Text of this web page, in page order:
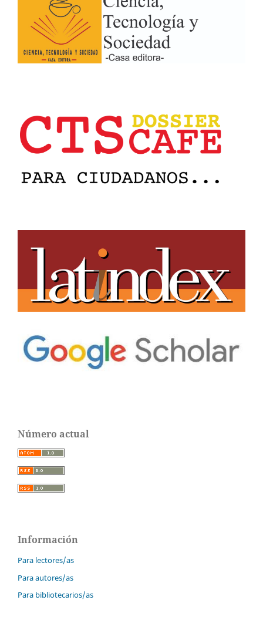
Número actual
Información
Para lectores/as
Para autores/as
Para bibliotecarios/as